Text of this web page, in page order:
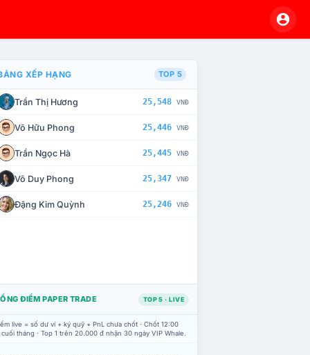
CHẾ TÀI XỬ LÝ VI PHẠM
XẾP HẠNG TOP 5
Trần Thị Hương 25,548 VNĐ
Võ Hữu Phong 25,446 VNĐ
Trần Ngọc Hà 25,445 VNĐ
Võ Duy Phong 25,347 VNĐ
Đặng Kim Quỳnh 25,246 VNĐ
ĐIỂM PAPER TRADE TOP 5 · LIVE
live = số dư ví + ký quỹ + PnL chưa chốt · Chốt 12:00
tháng · Top 1 trên 20.000 đ nhận 30 ngày VIP Whale.